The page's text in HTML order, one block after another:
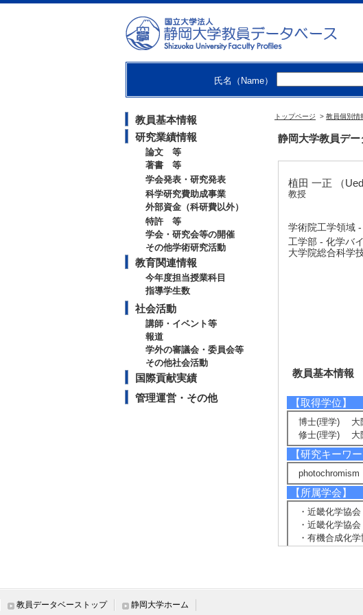
氏名（Name）
教員基本情報
研究業績情報
論文 等
著書 等
学会発表・研究発表
科学研究費助成事業
外部資金（科研費以外）
特許 等
学会・研究会等の開催
その他学術研究活動
教育関連情報
今年度担当授業科目
指導学生数
社会活動
講師・イベント等
報道
学外の審議会・委員会等
その他社会活動
国際貢献実績
管理運営・その他
トップページ > 教員個別情
静岡大学教員デー
植田 一正 （
教授
学術院工学領域
工学部 - 化学バ
大学院総合科学
教員基本情報
【取得学位】
博士(理学) 大
修士(理学) 大
【研究キーワー
photochromism
【所属学会】
・近畿化学協会
・近畿化学協会
・有機合成化学
教員データベーストップ 静岡大学ホーム